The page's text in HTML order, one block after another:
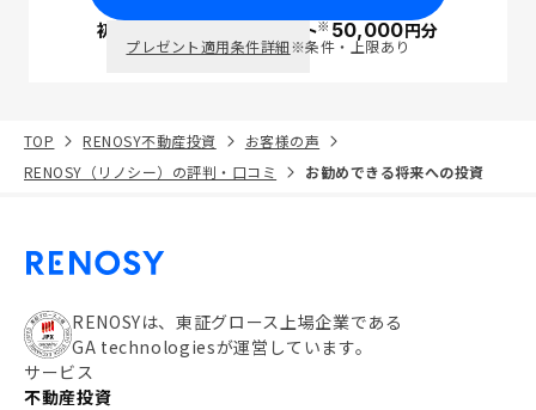
初回面談で ポイント※50,000円分
プレゼント適用条件詳細※条件・上限あり
TOP RENOSY不動産投資
お客様の声
RENOSY（リノシー）の評判・口コミ
お勧めできる将来への投資
RENOSYは、東証グロース上場企業である
GA technologiesが運営しています。
サービス
不動産投資